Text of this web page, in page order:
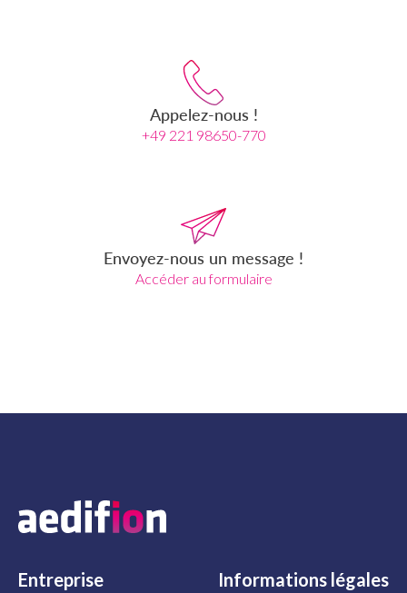
Appelez-nous !
+49 221 98650-770
Envoyez-nous un message !
Accéder au formulaire
Entreprise Informations légales